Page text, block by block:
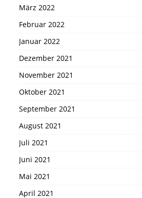
März 2022
Februar 2022
Januar 2022
Dezember 2021
November 2021
Oktober 2021
September 2021
August 2021
Juli 2021
Juni 2021
Mai 2021
April 2021